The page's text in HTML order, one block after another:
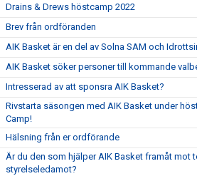
Drains & Drews höstcamp 2022
Brev från ordföranden
AIK Basket är en del av Solna SAM och
AIK Basket söker personer till kommande
Intresserad av att sponsra AIK Basket?
Rivstarta säsongen med AIK Basket under
Camp!
Hälsning från er ordförande
Är du den som hjälper AIK Basket framåt mot
styrelseledamot?